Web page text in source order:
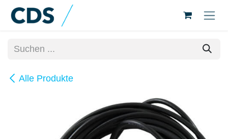
Zum Inhalt springen
Alle Produkte